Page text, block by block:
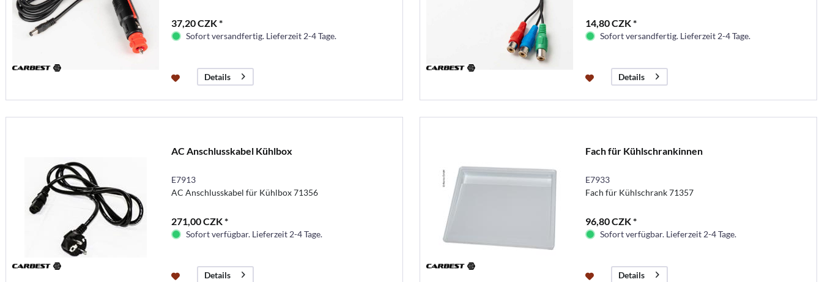
37,20 CZK *
Sofort versandfertig. Lieferzeit 2-4 Tage.
Details
14,80 CZK *
Sofort versandfertig. Lieferzeit 2-4 Tage.
Details
AC Anschlusskabel Kühlbox
E7913
AC Anschlusskabel für Kühlbox 71356
271,00 CZK *
Sofort verfügbar. Lieferzeit 2-4 Tage.
Details
Fach für Kühlschrankinnen
E7933
Fach für Kühlschrank 71357
96,80 CZK *
Sofort verfügbar. Lieferzeit 2-4 Tage.
Details